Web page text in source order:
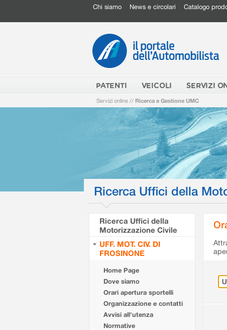
Chi siamo News e circolari Catalogo
PATENTI VEICOLI SERVIZI
Servizi online // Ricerca e Gestione UMC
Ricerca Uffici della
Ricerca Uffici della
Motorizzazione Civile
UFF. MOT. CIV. DI
FROSINONE
Home Page
Dove siamo
Orari apertura sportelli
Organizzazione e contatti
Avvisi all'utenza
Normative